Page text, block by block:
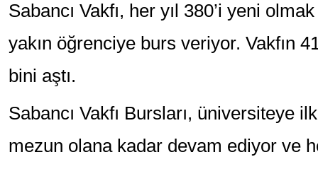
Sabancı Vakfı, her yıl 380’i yeni
yakın öğrenciye burs veriyor. Vakfın
bini aştı.
Sabancı Vakfı Bursları, üniversiteye
mezun olana kadar devam ediyor ve